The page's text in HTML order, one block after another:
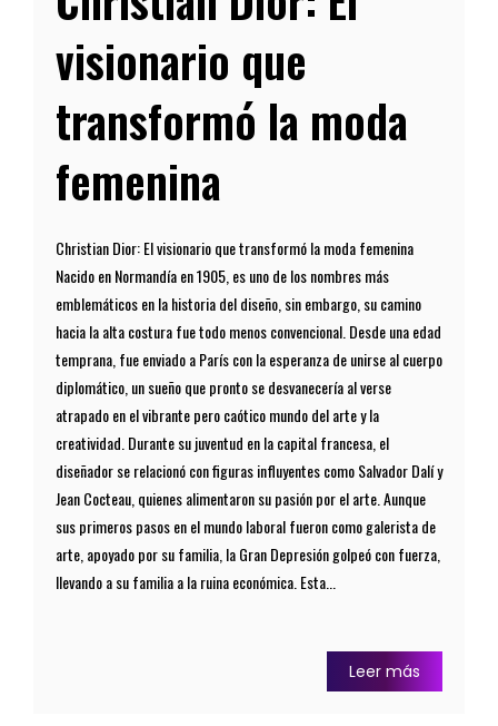
visionario que
transformó la moda
femenina
Christian Dior: El visionario que transformó la moda femenina
Nacido en Normandía en 1905, es uno de los nombres más
emblemáticos en la historia del diseño, sin embargo, su camino
hacia la alta costura fue todo menos convencional. Desde una edad
temprana, fue enviado a París con la esperanza de unirse al cuerpo
diplomático, un sueño que pronto se desvanecería al verse
atrapado en el vibrante pero caótico mundo del arte y la
creatividad. Durante su juventud en la capital francesa, el
diseñador se relacionó con figuras influyentes como Salvador Dalí y
Jean Cocteau, quienes alimentaron su pasión por el arte. Aunque
sus primeros pasos en el mundo laboral fueron como galerista de
arte, apoyado por su familia, la Gran Depresión golpeó con fuerza,
llevando a su familia a la ruina económica. Esta...
Leer más